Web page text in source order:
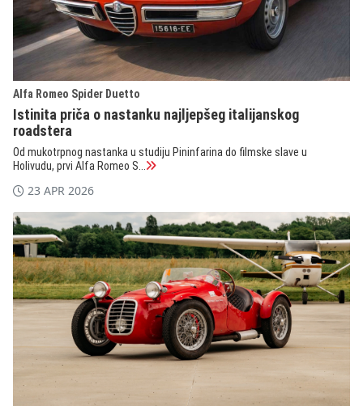
Alfa Romeo Spider Duetto
Istinita priča o nastanku najljepšeg italijanskog
roadstera
Od mukotrpnog nastanka u studiju Pininfarina do filmske slave u
Holivudu, prvi Alfa Romeo S...
23 APR 2026